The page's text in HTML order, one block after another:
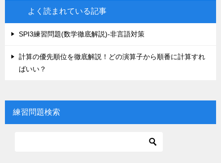
よく読まれている記事
SPI3練習問題(数学徹底解説)-非言語対策
計算の優先順位を徹底解説！どの演算子から順番に計算すれ
ばいい？
練習問題検索